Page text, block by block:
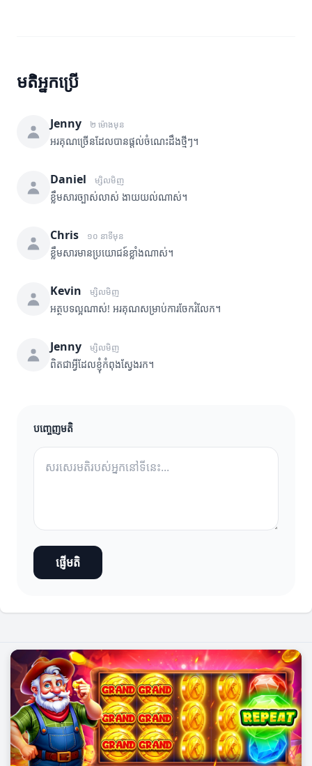
មតិអ្នកប្រើ
Jenny ២ ម៉ោងមុន
អរគុណច្រើនដែលបានផ្តល់ចំណេះដឹងថ្មីៗ។
Daniel ម្សិលមិញ
ខ្លឹមសារច្បាស់លាស់ ងាយយល់ណាស់។
Chris ១០ នាទីមុន
ខ្លឹមសារមានប្រយោជន៍ខ្លាំងណាស់។
Kevin ម្សិលមិញ
អត្ថបទល្អណាស់! អរគុណសម្រាប់ការចែករំលែក។
Jenny ម្សិលមិញ
ពិតជាអ្វីដែលខ្ញុំកំពុងស្វែងរក។
បញ្ចេញមតិ
ផ្ញើមតិ